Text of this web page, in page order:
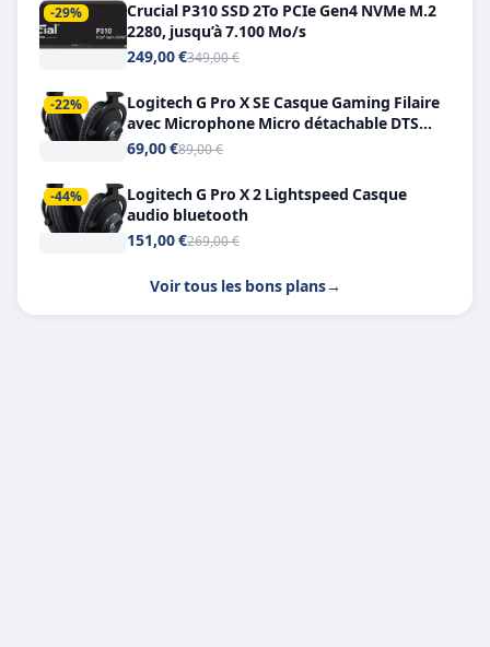
-29%
Crucial P310 SSD 2To PCIe Gen4 NVMe M.2
2280, jusqu’à 7.100 Mo/s
249,00 €349,00 €
-22%
Logitech G Pro X SE Casque Gaming Filaire
avec Microphone Micro détachable DTS
Headphone X 7.1
69,00 €89,00 €
-44%
Logitech G Pro X 2 Lightspeed Casque
audio bluetooth
151,00 €269,00 €
Voir tous les bons plans→